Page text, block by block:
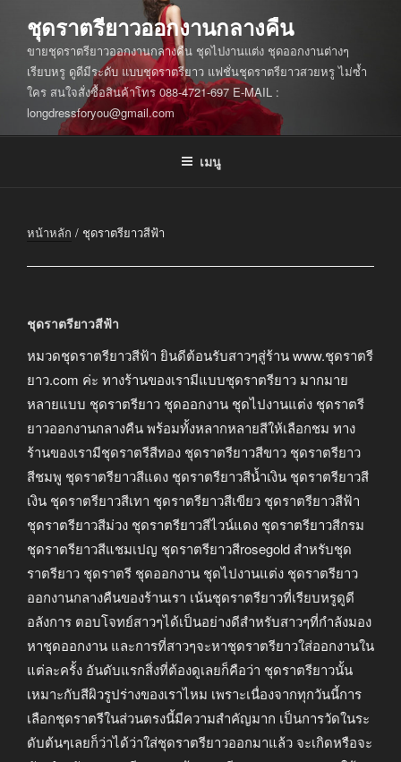
บทความ
ชุดราตรียาวออกงานกลางคืน
ขายชุดราตรียาวออกงานกลางคืน ชุดไปงานแต่ง ชุดออกงานต่างๆ
เรียบหรู ดูดีมีระดับ แบบชุดราตรียาว แฟชั่นชุดราตรียาวสวยหรู ไม่ซ้ำ
ใคร สนใจสั่งซื้อสินค้าโทร 088-4721-697 E-MAIL :
longdressforyou@gmail.com
เมนู
หน้าหลัก / ชุดราตรียาวสีฟ้า
ชุดราตรียาวสีฟ้า
หมวดชุดราตรียาวสีฟ้า ยินดีต้อนรับสาวๆสู่ร้าน www.ชุดราตรี
ยาว.com ค่ะ ทางร้านของเรามีแบบชุดราตรียาว มากมาย
หลายแบบ ชุดราตรียาว ชุดออกงาน ชุดไปงานแต่ง ชุดราตรี
ยาวออกงานกลางคืน พร้อมทั้งหลากหลายสีให้เลือกชม ทาง
ร้านของเรามีชุดราตรีสีทอง ชุดราตรียาวสีขาว ชุดราตรียาว
สีชมพู ชุดราตรียาวสีแดง ชุดราตรียาวสีน้ำเงิน ชุดราตรียาวสี
เงิน ชุดราตรียาวสีเทา ชุดราตรียาวสีเขียว ชุดราตรียาวสีฟ้า
ชุดราตรียาวสีม่วง ชุดราตรียาวสีไวน์แดง ชุดราตรียาวสีกรม
ชุดราตรียาวสีแชมเปญ ชุดราตรียาวสีrosegold สำหรับชุด
ราตรียาว ชุดราตรี ชุดออกงาน ชุดไปงานแต่ง ชุดราตรียาว
ออกงานกลางคืนของร้านเรา เน้นชุดราตรียาวที่เรียบหรูดูดี
อลังการ ตอบโจทย์สาวๆได้เป็นอย่างดีสำหรับสาวๆที่กำลังมอง
หาชุดออกงาน และการที่สาวๆจะหาชุดราตรียาวใส่ออกงานใน
แต่ละครั้ง อันดับแรกสิ่งที่ต้องดูเลยก็คือว่า ชุดราตรียาวนั้น
เหมาะกับสีผิวรูปร่างของเราไหม เพราะเนื่องจากทุกวันนี้การ
เลือกชุดราตรีในส่วนตรงนี้มีความสำคัญมาก เป็นการวัดในระ
ดับต้นๆเลยก็ว่าได้ว่าใส่ชุดราตรียาวออกมาแล้ว จะเกิดหรือจะ